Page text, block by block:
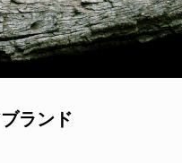
ランド